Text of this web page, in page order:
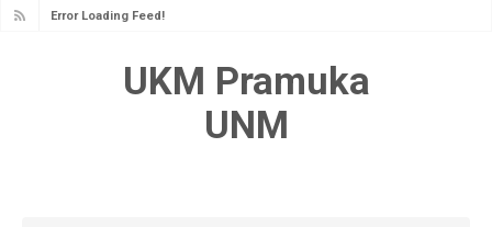
Error Loading Feed!
UKM Pramuka
UNM